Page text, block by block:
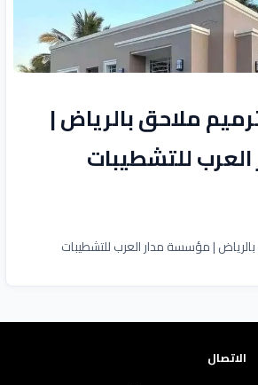
ملاحق بالرياض |
للتشطيبات
| مؤسسة مدار العرب للتشطيبات
الاتصال